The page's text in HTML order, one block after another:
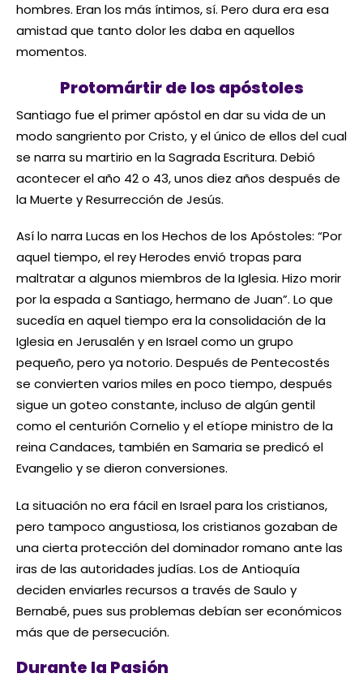
hombres. Eran los más íntimos, sí. Pero dura era esa
amistad que tanto dolor les daba en aquellos
momentos.
Protomártir de los apóstoles
Santiago fue el primer apóstol en dar su vida de un
modo sangriento por Cristo, y el único de ellos del cual
se narra su martirio en la Sagrada Escritura. Debió
acontecer el año 42 o 43, unos diez años después de
la Muerte y Resurrección de Jesús.
Así lo narra Lucas en los Hechos de los Apóstoles: “Por
aquel tiempo, el rey Herodes envió tropas para
maltratar a algunos miembros de la Iglesia. Hizo morir
por la espada a Santiago, hermano de Juan”. Lo que
sucedía en aquel tiempo era la consolidación de la
Iglesia en Jerusalén y en Israel como un grupo
pequeño, pero ya notorio. Después de Pentecostés
se convierten varios miles en poco tiempo, después
sigue un goteo constante, incluso de algún gentil
como el centurión Cornelio y el etíope ministro de la
reina Candaces, también en Samaria se predicó el
Evangelio y se dieron conversiones.
La situación no era fácil en Israel para los cristianos,
pero tampoco angustiosa, los cristianos gozaban de
una cierta protección del dominador romano ante las
iras de las autoridades judías. Los de Antioquía
deciden enviarles recursos a través de Saulo y
Bernabé, pues sus problemas debían ser económicos
más que de persecución.
Durante la Pasión